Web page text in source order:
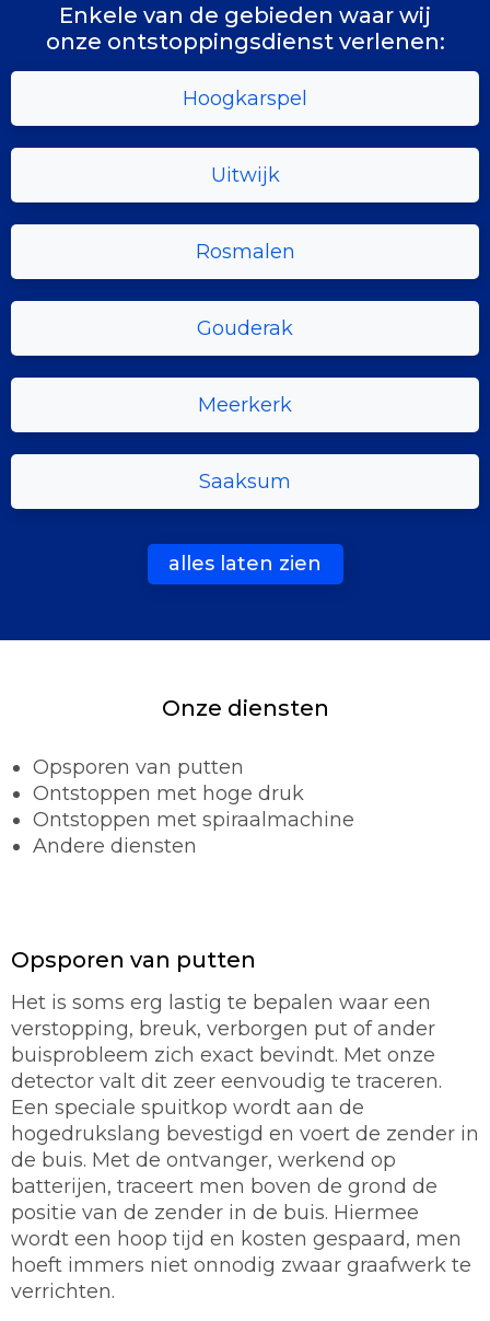
Enkele van de gebieden waar wij
onze ontstoppingsdienst verlenen:
Hoogkarspel
Uitwijk
Rosmalen
Gouderak
Meerkerk
Saaksum
alles laten zien
Onze diensten
Opsporen van putten
Ontstoppen met hoge druk
Ontstoppen met spiraalmachine
Andere diensten
Opsporen van putten
Het is soms erg lastig te bepalen waar een
verstopping, breuk, verborgen put of ander
buisprobleem zich exact bevindt. Met onze
detector valt dit zeer eenvoudig te traceren.
Een speciale spuitkop wordt aan de
hogedrukslang bevestigd en voert de zender in
de buis. Met de ontvanger, werkend op
batterijen, traceert men boven de grond de
positie van de zender in de buis. Hiermee
wordt een hoop tijd en kosten gespaard, men
hoeft immers niet onnodig zwaar graafwerk te
verrichten.